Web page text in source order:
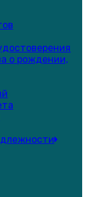
о рождении,